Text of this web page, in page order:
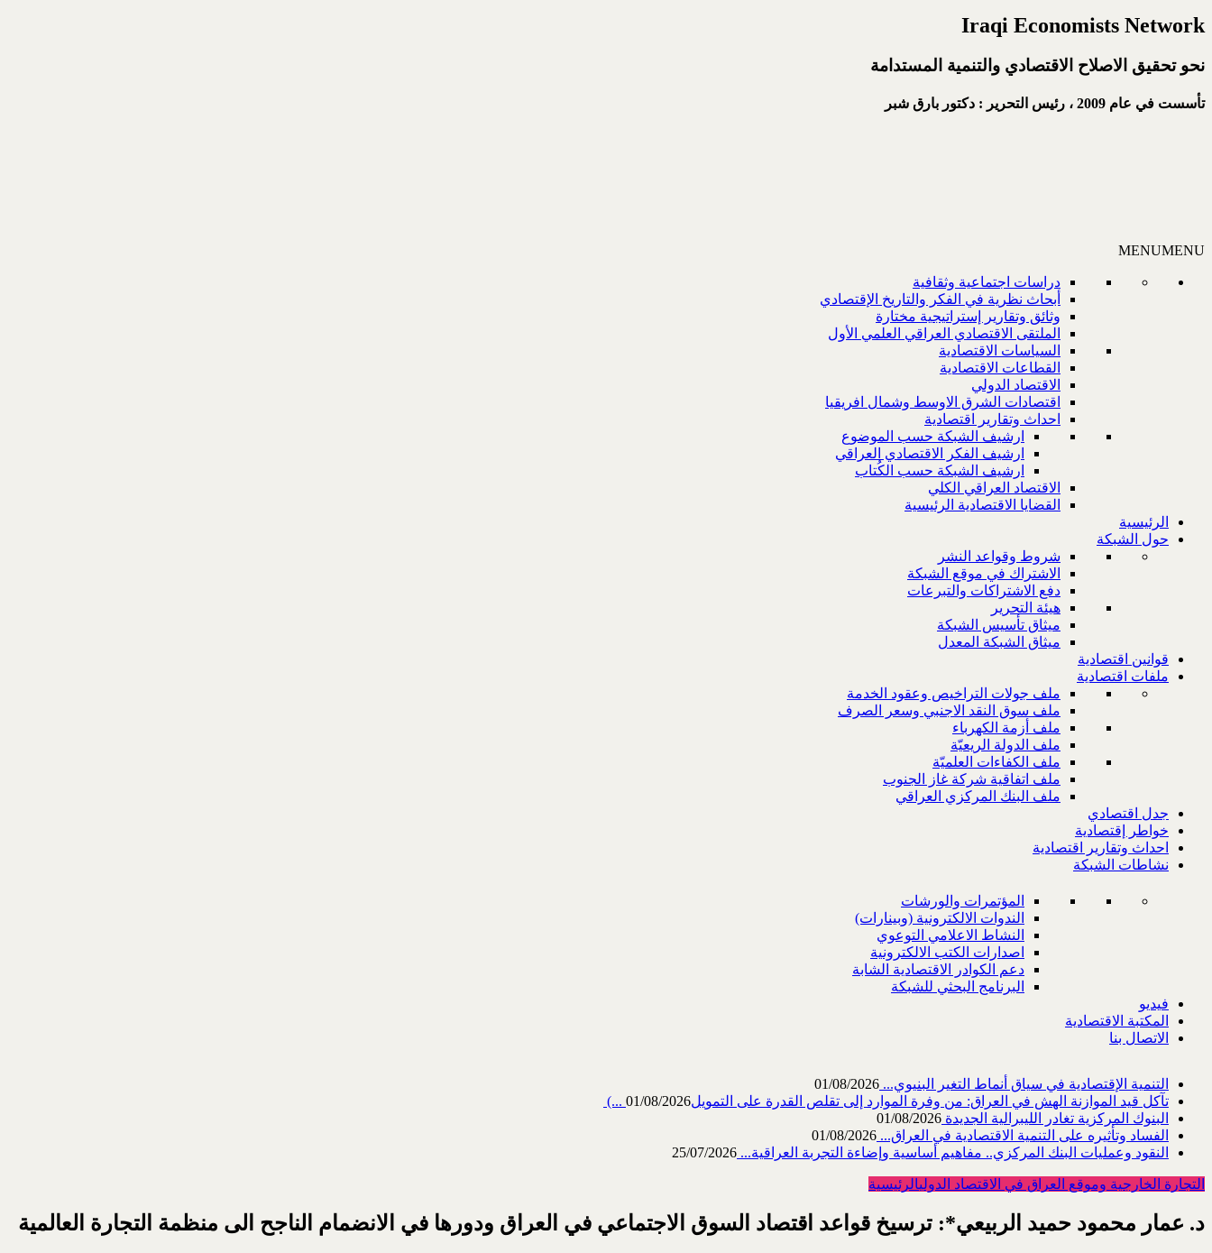
Iraqi Economists Network
نحو تحقيق الاصلاح الاقتصادي والتنمية المستدامة
تأسست في عام 2009 ، رئيس التحرير : دكتور بارق شبر
MENUMENU
دراسات اجتماعية وثقافية
أبحاث نظرية في الفكر والتاريخ الإقتصادي
وثائق وتقارير إستراتيجية مختارة
الملتقى الاقتصادي العراقي العلمي الأول
السياسات الاقتصادية
القطاعات الاقتصادية
الاقتصاد الدولي
اقتصادات الشرق الاوسط وشمال افريقيا
احداث وتقارير اقتصادية
ارشيف الشبكة حسب الموضوع
ارشيف الفكر الاقتصادي العراقي
ارشيف الشبكة حسب الكُتاب
الاقتصاد العراقي الكلي
القضايا الاقتصادية الرئيسية
الرئيسية
حول الشبكة
شروط وقواعد النشر
الاشتراك في موقع الشبكة
دفع الاشتراكات والتبرعات
هيئة التحرير
ميثاق تأسيس الشبكة
ميثاق الشبكة المعدل
قوانين اقتصادية
ملفات اقتصادية
ملف جولات التراخيص وعقود الخدمة
ملف سوق النقد الاجنبي وسعر الصرف
ملف أزمة الكهرباء
ملف الدولة الريعيّة
ملف الكفاءات العلميّة
ملف اتفاقية شركة غاز الجنوب
ملف البنك المركزي العراقي
جدل اقتصادي
خواطر إقتصادية
احداث وتقارير اقتصادية
نشاطات الشبكة
المؤتمرات والورشات
الندوات الالكترونية (وبينارات)
النشاط الاعلامي التوعوي
اصدارات الكتب الالكترونية
دعم الكوادر الاقتصادية الشابة
البرنامج البحثي للشبكة
فيديو
المكتبة الاقتصادية
الاتصال بنا
التنمية الإقتصادية في سياق أنماط التغير البنيوي... 01/08/2026
تآكل قيد الموازنة الهش في العراق: من وفرة الموارد إلى تقلص القدرة على التمويل‎ (...01/08/2026
البنوك المركزية تغادر الليبرالية الجديدة 01/08/2026
الفساد وتأثيره على التنمية الاقتصادية في العراق... 01/08/2026
النقود وعمليات البنك المركزي.. مفاهيم أساسية وإضاءة التجربة العراقية... 25/07/2026
التجارة الخارجية وموقع العراق في الاقتصاد الدوليالرئيسية
د. عمار محمود حميد الربيعي*: ترسيخ قواعد اقتصاد السوق الاجتماعي في العراق ودورها في الانضمام الناجح الى منظمة التجارة العالمية